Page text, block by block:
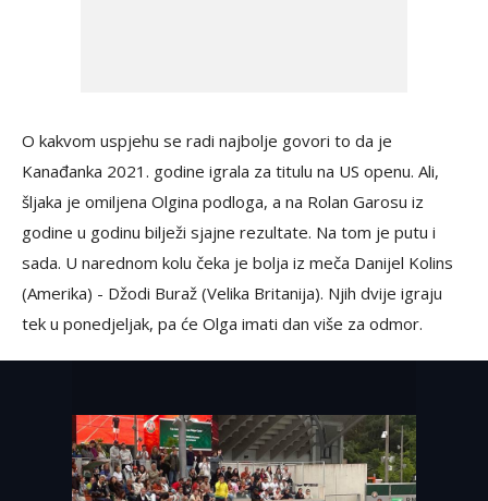
O kakvom uspjehu se radi najbolje govori to da je
Kanađanka 2021. godine igrala za titulu na US openu. Ali,
šljaka je omiljena Olgina podloga, a na Rolan Garosu iz
godine u godinu bilježi sjajne rezultate. Na tom je putu i
sada. U narednom kolu čeka je bolja iz meča Danijel Kolins
(Amerika) - Džodi Buraž (Velika Britanija). Njih dvije igraju
tek u ponedjeljak, pa će Olga imati dan više za odmor.